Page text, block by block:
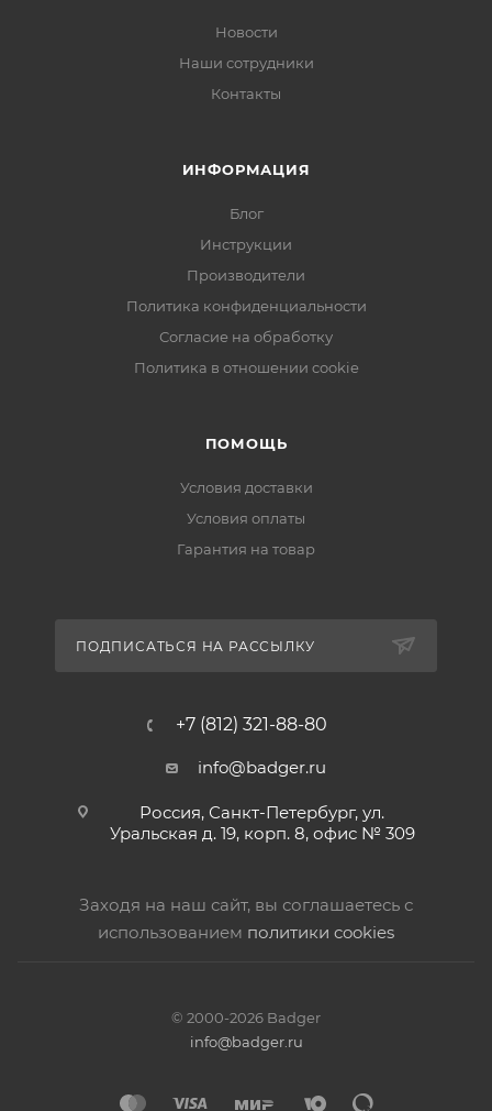
Новости
Наши сотрудники
Контакты
ИНФОРМАЦИЯ
Блог
Инструкции
Производители
Политика конфиденциальности
Согласие на обработку
Политика в отношении cookie
ПОМОЩЬ
Условия доставки
Условия оплаты
Гарантия на товар
ПОДПИСАТЬСЯ НА РАССЫЛКУ
+7 (812) 321-88-80
info@badger.ru
Россия, Санкт-Петербург, ул.
Уральская д. 19, корп. 8, офис № 309
Заходя на наш сайт, вы соглашаетесь с
использованием политики cookies
© 2000-2026 Badger
info@badger.ru